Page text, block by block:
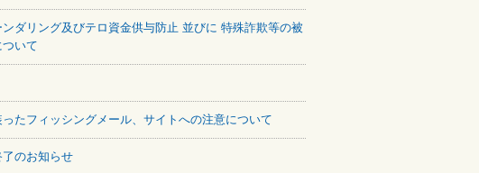
ダリング及びテロ資金供与防止 並びに 特殊詐欺等の被
いて
たフィッシングメール、サイトへの注意について
のお知らせ